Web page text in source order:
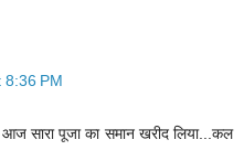
8:36 PM
सारा पूजा का समान खरीद लिया...कल